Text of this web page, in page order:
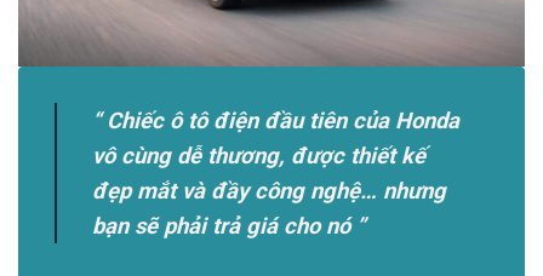
“ Chiếc ô tô điện đầu tiên của Honda
vô cùng dễ thương, được thiết kế
đẹp mắt và đầy công nghệ… nhưng
bạn sẽ phải trả giá cho nó ”